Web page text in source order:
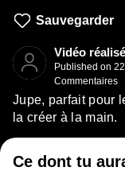
Sauvegarder
Vidéo
Published on
Commentaires
Jupe, parfait pour
la créer à la main.
Ce dont tu